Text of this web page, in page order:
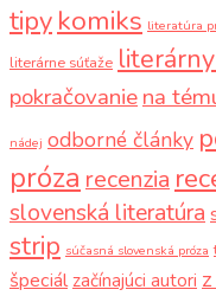
tipy komiks literatúra
literárne súťaže
pokračovaniena
nádej odborné články
próza recenzia
slovenská literatúra
strip súčasná slovenská próza
špeciál začínajúci autori